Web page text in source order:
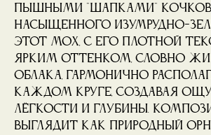
пышными "шапками"
насыщенного изумрудно-
Этот мох, с его плотной
ярким оттенком, словно
облака, гармонично
каждом круге, создавая
лёгкости и глубины.
выглядит как природный